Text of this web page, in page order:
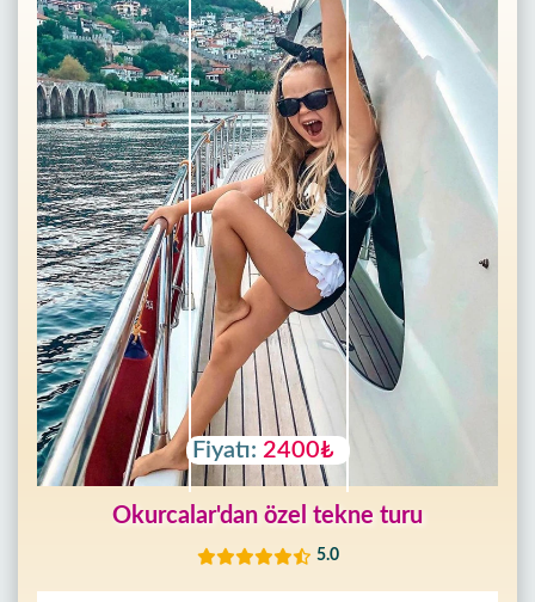
Fiyatı: 2400₺
Okurcalar'dan özel tekne turu
5.0